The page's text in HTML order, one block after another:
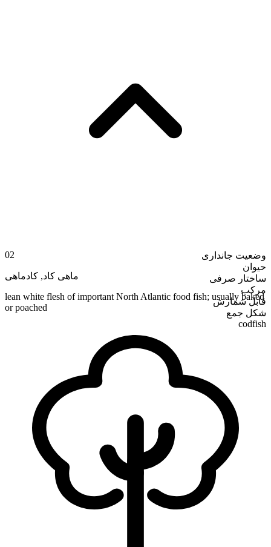
وضعیت جانداری
حیوان
ساختار صرفی
مرکب
قابل شمارش
شکل جمع
codfish
02
ماهی کاد, کادماهی
lean white flesh of important North Atlantic food fish; usually baked
or poached